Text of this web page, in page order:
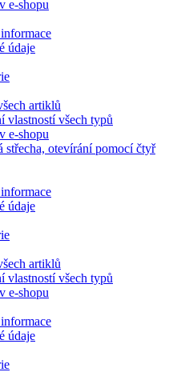
e-shopu
údaje
artiklů
vlastností všech typů
e-shopu
střecha, otevírání pomocí čtyř
údaje
artiklů
vlastností všech typů
e-shopu
údaje